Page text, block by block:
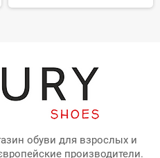
обуви для взрослых и
производители.